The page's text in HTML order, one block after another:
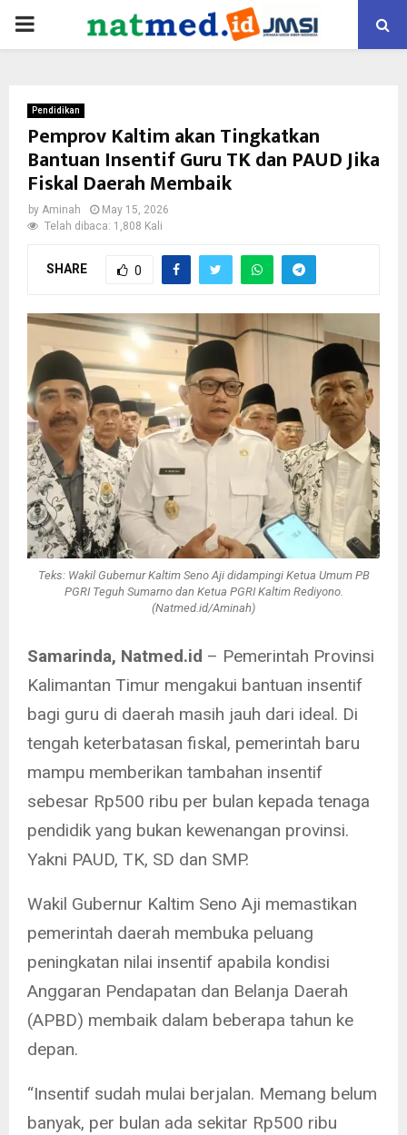
PRIMARY
Pendidikan
Pemprov Kaltim akan Tingkatkan
Bantuan Insentif Guru TK dan PAUD Jika
Fiskal Daerah Membaik
by Aminah
May 15, 2026
Telah dibaca: 1,808 Kali
SHARE 0
Teks: Wakil Gubernur Kaltim Seno Aji didampingi Ketua Umum PB
PGRI Teguh Sumarno dan Ketua PGRI Kaltim Rediyono.
(Natmed.id/Aminah)
Samarinda, Natmed.id – Pemerintah Provinsi
Kalimantan Timur mengakui bantuan insentif
bagi guru di daerah masih jauh dari ideal. Di
tengah keterbatasan fiskal, pemerintah baru
mampu memberikan tambahan insentif
sebesar Rp500 ribu per bulan kepada tenaga
pendidik yang bukan kewenangan provinsi.
Yakni PAUD, TK, SD dan SMP.
Wakil Gubernur Kaltim Seno Aji memastikan
pemerintah daerah membuka peluang
peningkatan nilai insentif apabila kondisi
Anggaran Pendapatan dan Belanja Daerah
(APBD) membaik dalam beberapa tahun ke
depan.
“Insentif sudah mulai berjalan. Memang belum
banyak, per bulan ada sekitar Rp500 ribu